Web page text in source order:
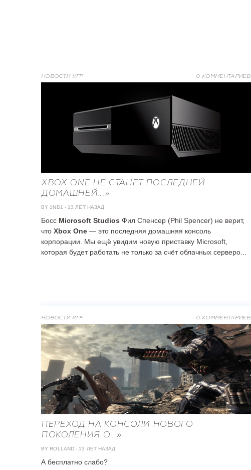
НОВОСТИ ИГР 0 КОММЕНТАРИЕВ
XBOX ONE НЕ СТАНЕТ ПОСЛЕДНЕЙ
ДОМАШНЕЙ...»
BY 1ND1 - 13 ЛЕТ НАЗАД
Босс Microsoft Studios Фил Спенсер (Phil Spencer) не верит,
что Xbox One — это последняя домашняя консоль
корпорации. Мы ещё увидим новую приставку Microsoft,
которая будет работать не только за счёт облачных серверо...
НОВОСТИ ИГР 0 КОММЕНТАРИЕВ
ПЕРЕХОД НА КОНСОЛИ НОВОГО
ПОКОЛЕНИЯ О...»
BY ROLLAND - 13 ЛЕТ НАЗАД
А бесплатно слабо?